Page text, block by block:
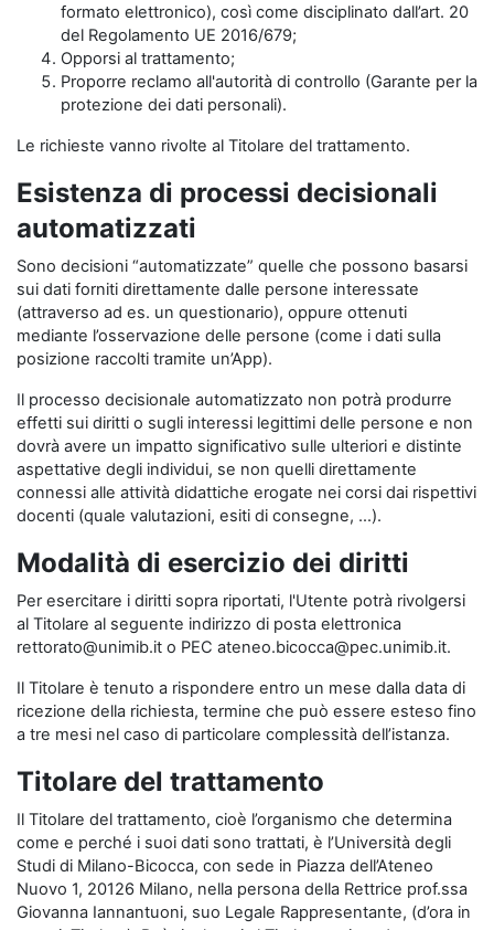
formato elettronico), così come disciplinato dall’art. 20
del Regolamento UE 2016/679;
Opporsi al trattamento;
Proporre reclamo all'autorità di controllo (Garante per la
protezione dei dati personali).
Le richieste vanno rivolte al Titolare del trattamento.
Esistenza di processi decisionali
automatizzati
Sono decisioni “automatizzate” quelle che possono basarsi
sui dati forniti direttamente dalle persone interessate
(attraverso ad es. un questionario), oppure ottenuti
mediante l’osservazione delle persone (come i dati sulla
posizione raccolti tramite un’App).
Il processo decisionale automatizzato non potrà produrre
effetti sui diritti o sugli interessi legittimi delle persone e non
dovrà avere un impatto significativo sulle ulteriori e distinte
aspettative degli individui, se non quelli direttamente
connessi alle attività didattiche erogate nei corsi dai rispettivi
docenti (quale valutazioni, esiti di consegne, …).
Modalità di esercizio dei diritti
Per esercitare i diritti sopra riportati, l'Utente potrà rivolgersi
al Titolare al seguente indirizzo di posta elettronica
rettorato@unimib.it o PEC ateneo.bicocca@pec.unimib.it.
Il Titolare è tenuto a rispondere entro un mese dalla data di
ricezione della richiesta, termine che può essere esteso fino
a tre mesi nel caso di particolare complessità dell’istanza.
Titolare del trattamento
Il Titolare del trattamento, cioè l’organismo che determina
come e perché i suoi dati sono trattati, è l’Università degli
Studi di Milano-Bicocca, con sede in Piazza dell’Ateneo
Nuovo 1, 20126 Milano, nella persona della Rettrice prof.ssa
Giovanna Iannantuoni, suo Legale Rappresentante, (d’ora in